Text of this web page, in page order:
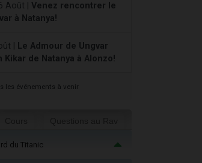
Août | Venez rencontrer le
à Natanya!
|
Le Admour de Ungvar
de Natanya à Alonzo!
les événements à venir
du Titanic